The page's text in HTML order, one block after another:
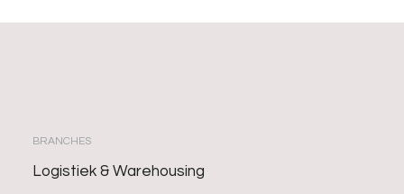
BRANCHES
Logistiek & Warehousing